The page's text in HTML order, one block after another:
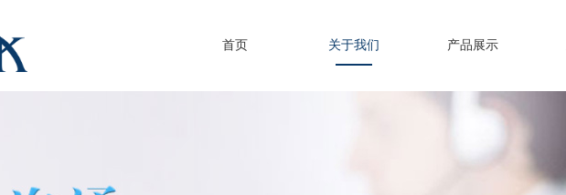
首页 关于我们 产品展示